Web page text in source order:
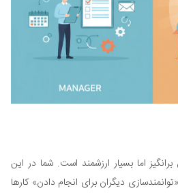
اما بسیار ارزشمند است. شما در این
دیگران برای انجام دادن» کارها